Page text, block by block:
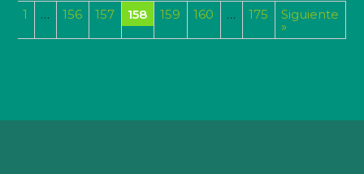
1 … 156 157 158 159 160 … 175 Siguiente
»